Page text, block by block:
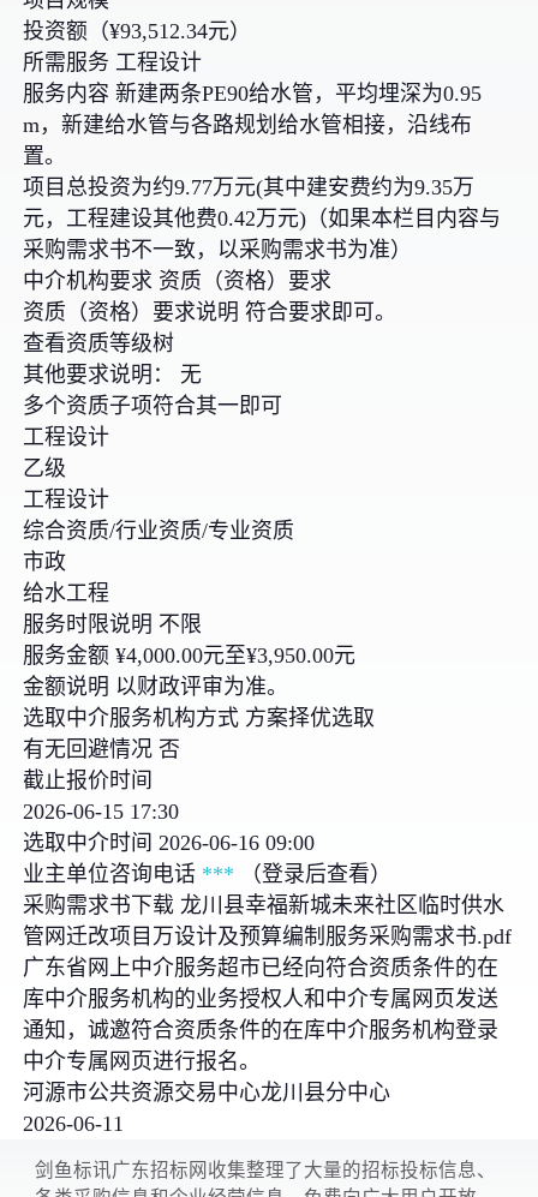
投资额（¥93,512.34元）
所需服务 工程设计
服务内容 新建两条PE90给水管，平均埋深为0.95
m，新建给水管与各路规划给水管相接，沿线布
置。
项目总投资为约9.77万元(其中建安费约为9.35万
元，工程建设其他费0.42万元)（如果本栏目内容与
采购需求书不一致，以采购需求书为准）
中介机构要求 资质（资格）要求
资质（资格）要求说明 符合要求即可。
查看资质等级树
其他要求说明： 无
多个资质子项符合其一即可
工程设计
乙级
工程设计
综合资质/行业资质/专业资质
市政
给水工程
服务时限说明 不限
服务金额 ¥4,000.00元至¥3,950.00元
金额说明 以财政评审为准。
选取中介服务机构方式 方案择优选取
有无回避情况 否
截止报价时间
2026-06-15 17:30
选取中介时间 2026-06-16 09:00
业主单位咨询电话 *** （登录后查看）
采购需求书下载 龙川县幸福新城未来社区临时供水
管网迁改项目万设计及预算编制服务采购需求书.pdf
广东省网上中介服务超市已经向符合资质条件的在
库中介服务机构的业务授权人和中介专属网页发送
通知，诚邀符合资质条件的在库中介服务机构登录
中介专属网页进行报名。
河源市公共资源交易中心龙川县分中心
2026-06-11
剑鱼标讯广东招标网收集整理了大量的招标投标信息、